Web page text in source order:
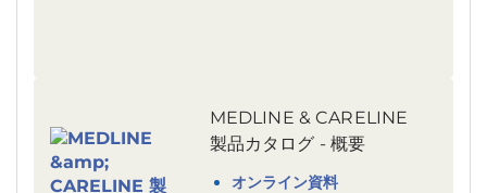
MEDLINE & CARELINE
製品カタログ - 概要
オンライン資料